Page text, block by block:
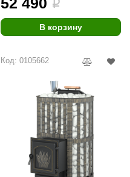
i
В корзину
Код: 0105662